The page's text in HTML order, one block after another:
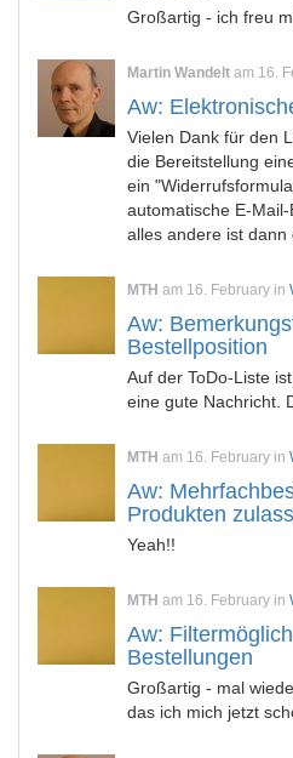
Großartig - ich freu
Martin Wandelt am 16.
Aw:
Vielen Dank für den
die Bereitstellung
ein
automatische E-
alles andere ist dann
MTH am 16. February in
Aw:
Bestellposition
Auf der ToDo-Liste
eine gute Nachricht.
MTH am 16. February in
Aw:
Produkten
Yeah!!
MTH am 16. February in
Aw:
Bestellungen
Großartig - mal
das ich mich jetzt